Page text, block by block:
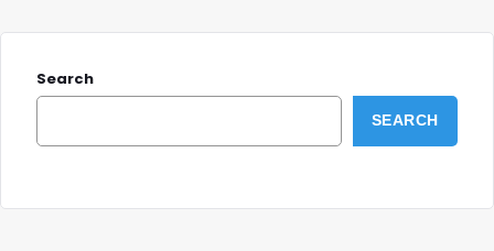
Search
SEARCH